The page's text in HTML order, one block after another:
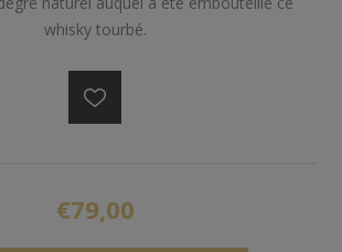
whisky tourbé.
€79,00